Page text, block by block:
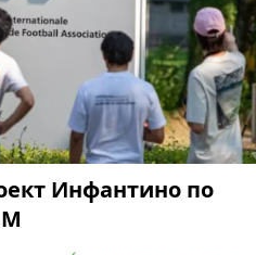
Инфантино по